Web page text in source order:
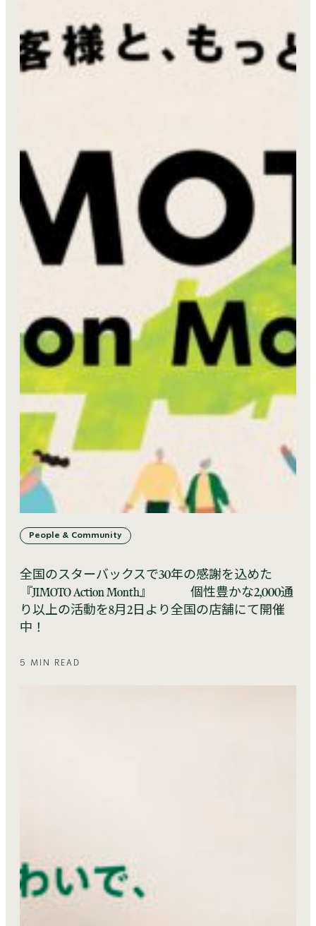
People & Community
全国のスターバックスで30年の感謝を込めた
『JIMOTO Action Month』 個性豊かな2,000通
り以上の活動を8月2日より全国の店舗にて開催
中！
5 MIN READ